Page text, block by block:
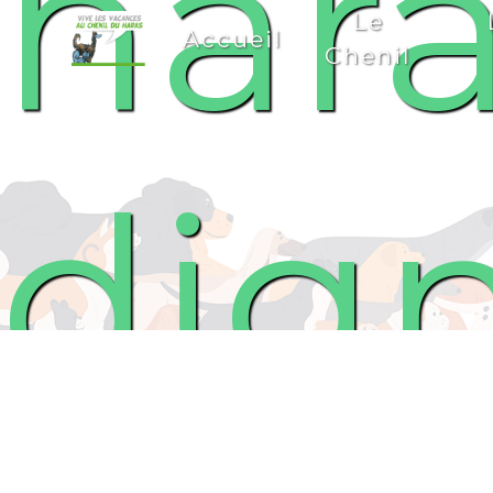
Panneau de gestion des cookies
Accueil
Le
Chenil